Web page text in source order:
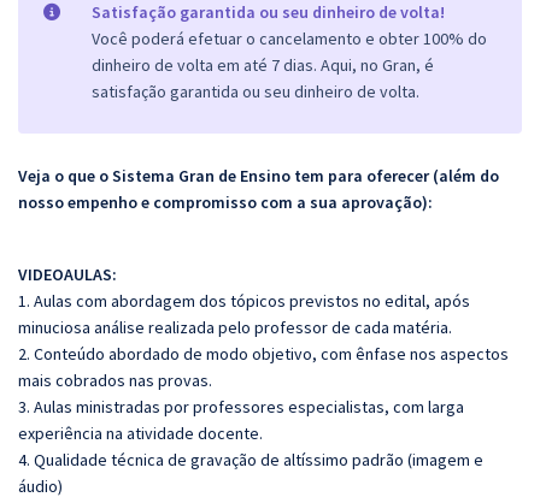
Satisfação garantida ou seu dinheiro de volta!
Você poderá efetuar o cancelamento e obter 100% do
dinheiro de volta em até 7 dias. Aqui, no Gran, é
satisfação garantida ou seu dinheiro de volta.
Veja o que o Sistema Gran de Ensino tem para oferecer (além do
nosso empenho e compromisso com a sua aprovação):
VIDEOAULAS:
1. Aulas com abordagem dos tópicos previstos no edital, após
minuciosa análise realizada pelo professor de cada matéria.
2. Conteúdo abordado de modo objetivo, com ênfase nos aspectos
mais cobrados nas provas.
3. Aulas ministradas por professores especialistas, com larga
experiência na atividade docente.
4. Qualidade técnica de gravação de altíssimo padrão (imagem e
áudio)